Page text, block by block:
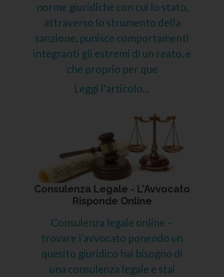
norme giuridiche con cui lo stato,
attraverso lo strumento della
sanzione, punisce comportamenti
integranti gli estremi di un reato, e
che proprio per que
Leggi l'articolo...
Consulenza Legale - L'Avvocato
Risponde Online
Consulenza legale online –
trovare l’avvocato ponendo un
quesito giuridico hai bisogno di
una consulenza legale e stai